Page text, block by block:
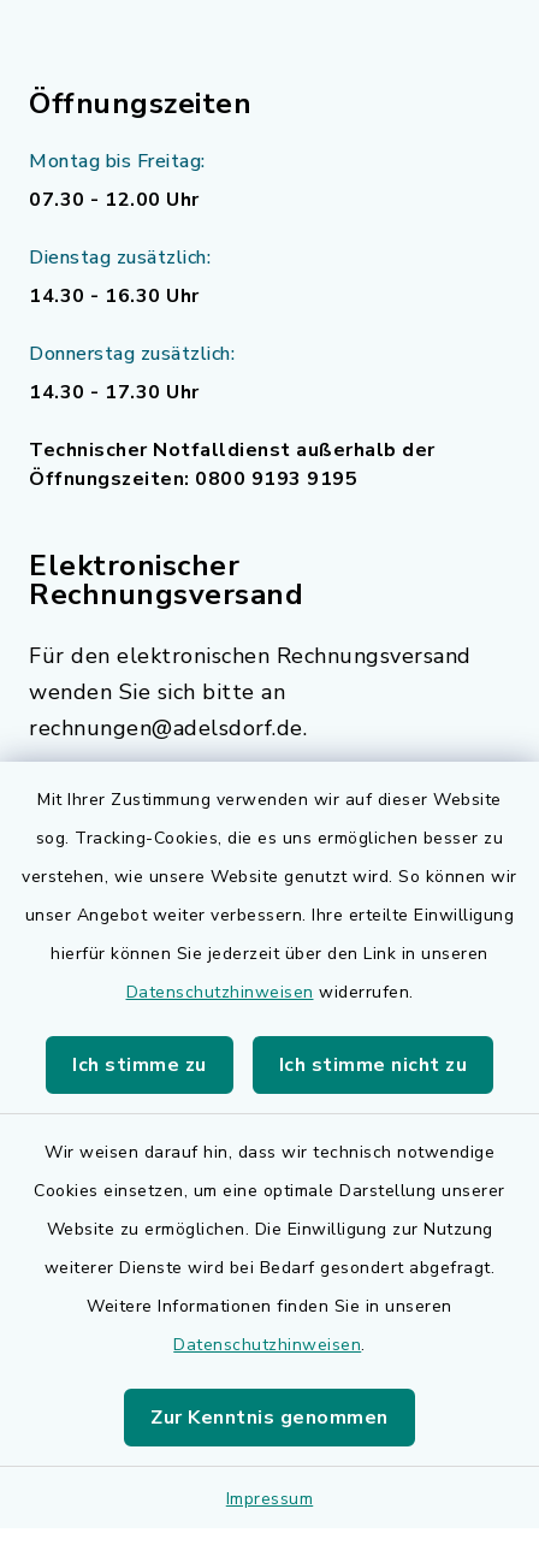
Mit Ihrer Zustimmung verwenden wir auf dieser Website
sog. Tracking-Cookies, die es uns ermöglichen besser zu
verstehen, wie unsere Website genutzt wird. So können wir
unser Angebot weiter verbessern. Ihre erteilte Einwilligung
hierfür können Sie jederzeit über den Link in unseren
Datenschutzhinweisen widerrufen.
Ich stimme zu Ich stimme nicht zu
Wir weisen darauf hin, dass wir technisch notwendige
Cookies einsetzen, um eine optimale Darstellung unserer
Website zu ermöglichen. Die Einwilligung zur Nutzung
weiterer Dienste wird bei Bedarf gesondert abgefragt.
Weitere Informationen finden Sie in unseren
Datenschutzhinweisen.
Zur Kenntnis genommen
Impressum
Öffnungszeiten
Montag bis Freitag:
07.30 - 12.00 Uhr
Dienstag zusätzlich:
14.30 - 16.30 Uhr
Donnerstag zusätzlich:
14.30 - 17.30 Uhr
Technischer Notfalldienst außerhalb der
Öffnungszeiten: 0800 9193 9195
Elektronischer
Rechnungsversand
Für den elektronischen Rechnungsversand
wenden Sie sich bitte an
rechnungen@adelsdorf.de.
Quicklinks
Bauen in Adelsdorf
BayernPortal
Landkreis Erlangen-Höchstadt
Barrierefreiheit
Sitemap